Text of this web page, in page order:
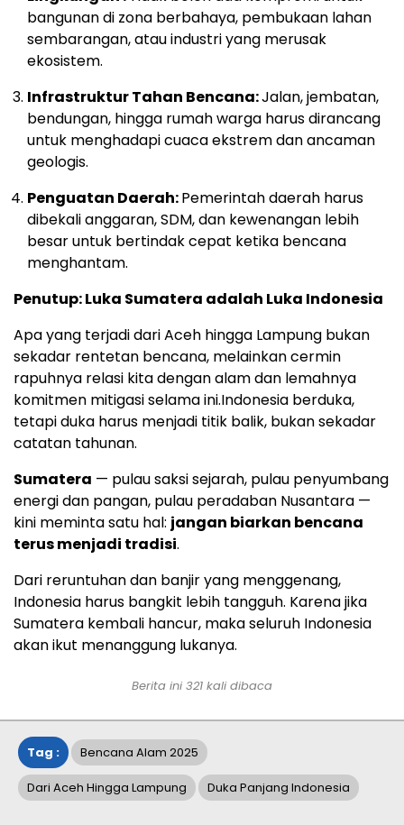
bangunan di zona berbahaya, pembukaan lahan
sembarangan, atau industri yang merusak
ekosistem.
Infrastruktur Tahan Bencana:Jalan, jembatan,
bendungan, hingga rumah warga harus dirancang
untuk menghadapi cuaca ekstrem dan ancaman
geologis.
Penguatan Daerah:Pemerintah daerah harus
dibekali anggaran, SDM, dan kewenangan lebih
besar untuk bertindak cepat ketika bencana
menghantam.
Penutup: Luka Sumatera adalah Luka Indonesia
Apa yang terjadi dari Aceh hingga Lampung bukan
sekadar rentetan bencana, melainkan cermin
rapuhnya relasi kita dengan alam dan lemahnya
komitmen mitigasi selama ini.Indonesia berduka,
tetapi duka harus menjadi titik balik, bukan sekadar
catatan tahunan.
Sumatera — pulau saksi sejarah, pulau penyumbang
energi dan pangan, pulau peradaban Nusantara —
kini meminta satu hal: jangan biarkan bencana
terus menjadi tradisi.
Dari reruntuhan dan banjir yang menggenang,
Indonesia harus bangkit lebih tangguh. Karena jika
Sumatera kembali hancur, maka seluruh Indonesia
akan ikut menanggung lukanya.
Berita ini 321 kali dibaca
Tag : Bencana Alam 2025
Dari Aceh Hingga Lampung Duka Panjang Indonesia